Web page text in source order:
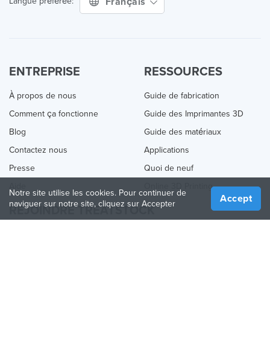
ENTREPRISE
À propos de nous
Comment ça fonctionne
Blog
Contactez nous
Presse
RESSOURCES
Guide de fabrication
Guide des Imprimantes 3D
Guide des matériaux
Applications
Quoi de neuf
Online 3D Printing
REJOINDRE TREATSTOCK
Notre site utilise les cookies. Pour continuer de
naviguer sur notre site, cliquez sur Accepter
Accept